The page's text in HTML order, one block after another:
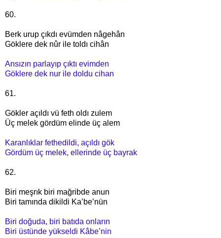
60.
Berk urup çıkdı evümden nâgehân
Göklere dek nûr ile toldı cihân
Ansızın parlayıp çıktı evimden
Göklere dek nur ile doldu cihan
61.
Gökler açıldı vü feth oldı zulem
Üç melek gördüm elinde üç alem
Karanlıklar fethedildi, açıldı gök
Gördüm üç melek, ellerinde üç bayrak
62.
Biri meşrık biri mağribde anun
Biri tamında dikildi Ka’be’nün
Biri doğuda, biri batıda onların
Biri üstünde yükseldi Kâbe’nin